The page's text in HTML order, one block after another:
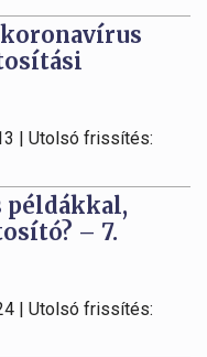
| Utolsó frissítés:
példákkal,
– 7.
| Utolsó frissítés: